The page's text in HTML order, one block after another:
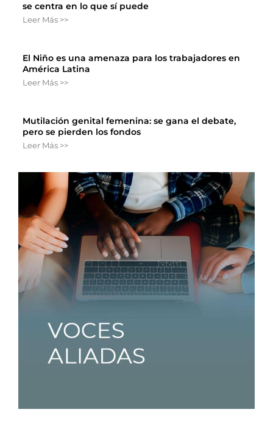
se centra en lo que sí puede
Leer Más >>
El Niño es una amenaza para los trabajadores en
América Latina
Leer Más >>
Mutilación genital femenina: se gana el debate,
pero se pierden los fondos
Leer Más >>